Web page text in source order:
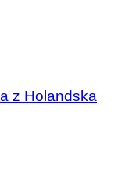
z Holandska